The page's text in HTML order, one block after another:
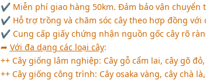
✔ Miễn phí giao hàng 50km. Đảm bảo vận chuyển
✔ Hỗ trợ trồng và chăm sóc cây theo hợp đồng với
✔ Cung cấp giấy chứng nhận nguồn gốc cây rõ
➦ Với đa dạng các loại cây:
++ Cây giống lâm nghiệp: Cây gỗ cẩm lai, cây gõ
++ Cây giống công trình: Cây osaka vàng, cây chà